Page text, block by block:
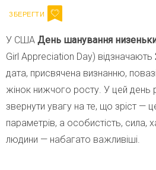
У США День шанування
Girl Appreciation Day) відзначають
дата, присвячена визнанню, повазі
жінок нижчого росту. У цей день
звернути увагу на те, що зріст —
параметрів, а особистість, сила,
людини — набагато важливіші.